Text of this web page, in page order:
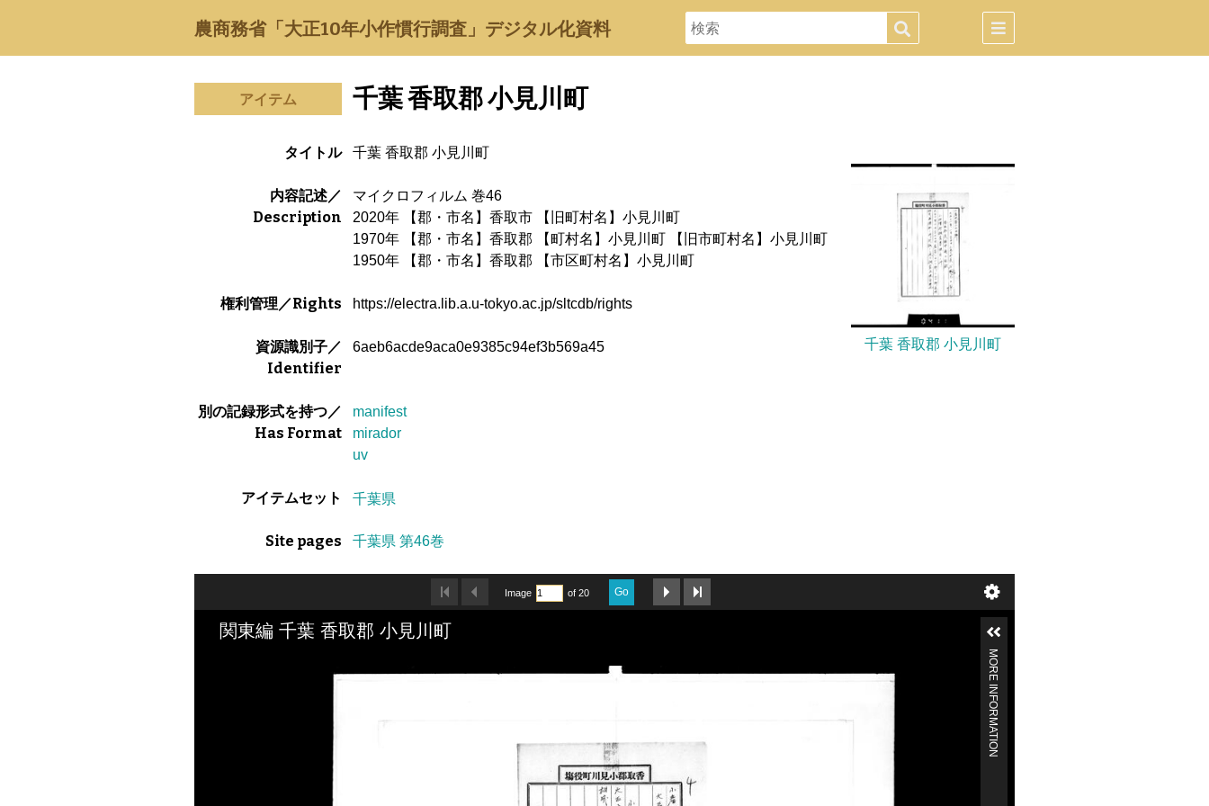
農商務省「大正10年小作慣行調査」デジタル化資料
千葉 香取郡 小見川町
アイテム
タイトル 千葉 香取郡 小見川町
内容記述／
Description
マイクロフィルム 巻46
2020年 【郡・市名】香取市 【旧町村名】小見川町
1970年 【郡・市名】香取郡 【町村名】小見川町 【旧市町村名】小見川町
1950年 【郡・市名】香取郡 【市区町村名】小見川町
権利管理／Rights https://electra.lib.a.u-tokyo.ac.jp/sltcdb/rights
資源識別子／
Identifier
6aeb6acde9aca0e9385c94ef3b569a45
別の記録形式を持つ／
Has Format
manifest
mirador
uv
アイテムセット 千葉県
Site pages 千葉県 第46巻
千葉 香取郡 小見川町
Image of 20 Go
関東編 千葉 香取郡 小見川町
MORE INFORMATION